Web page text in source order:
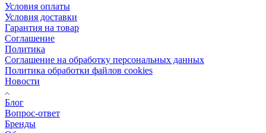
Условия оплаты
Условия доставки
Гарантия на товар
Соглашение
Политика
Соглашение на обработку персональных данных
Политика обработки файлов cookies
Новости
Блог
Вопрос-ответ
Бренды